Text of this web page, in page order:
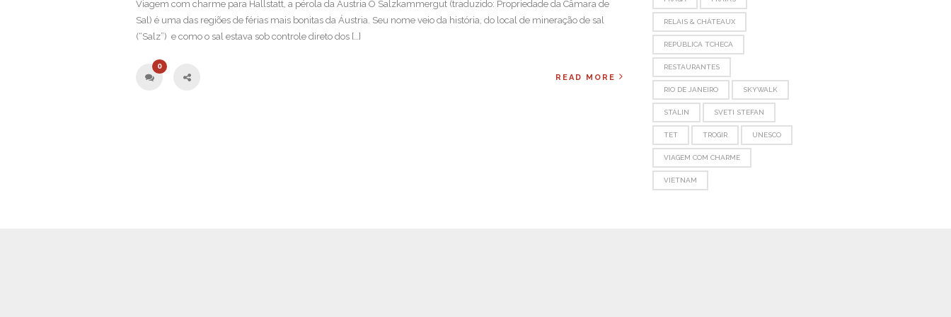
Viagem com charme para Hallstatt, a pérola da Áustria O Salzkammergut (traduzido: Propriedade da Câmara de
Sal) é uma das regiões de férias mais bonitas da Áustria. Seu nome veio da história, do local de mineração de sal
(“Salz”) e como o sal estava sob controle direto dos […]
0
READ MORE
RELAIS & CHÂTEAUX
REPÚBLICA TCHECA
RESTAURANTES
RIO DE JANEIRO SKYWALK
STÁLIN SVETI STEFAN
TET TROGIR UNESCO
VIAGEM COM CHARME
VIETNAM